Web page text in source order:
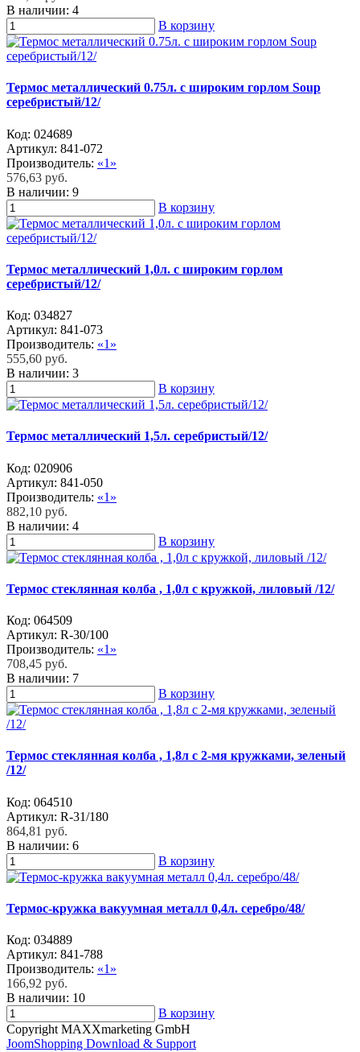
В наличии: 4
В корзину
Термос металлический 0.75л. с широким горлом Soup
серебристый/12/
Код: 024689
Артикул: 841-072
Производитель: «1»
576,63 руб.
В наличии: 9
В корзину
Термос металлический 1,0л. с широким горлом
серебристый/12/
Код: 034827
Артикул: 841-073
Производитель: «1»
555,60 руб.
В наличии: 3
В корзину
Термос металлический 1,5л. серебристый/12/
Код: 020906
Артикул: 841-050
Производитель: «1»
882,10 руб.
В наличии: 4
В корзину
Термос стеклянная колба , 1,0л с кружкой, лиловый /12/
Код: 064509
Артикул: R-30/100
Производитель: «1»
708,45 руб.
В наличии: 7
В корзину
Термос стеклянная колба , 1,8л с 2-мя кружками, зеленый
/12/
Код: 064510
Артикул: R-31/180
864,81 руб.
В наличии: 6
В корзину
Термос-кружка вакуумная металл 0,4л. серебро/48/
Код: 034889
Артикул: 841-788
Производитель: «1»
166,92 руб.
В наличии: 10
В корзину
Copyright MAXXmarketing GmbH
JoomShopping Download & Support